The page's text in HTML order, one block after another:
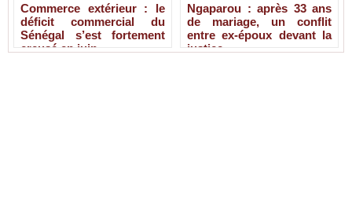
Commerce extérieur : le
déficit commercial du
Sénégal s’est fortement
creusé en juin
Ngaparou : après 33 ans
de mariage, un conflit
entre ex-époux devant la
justice